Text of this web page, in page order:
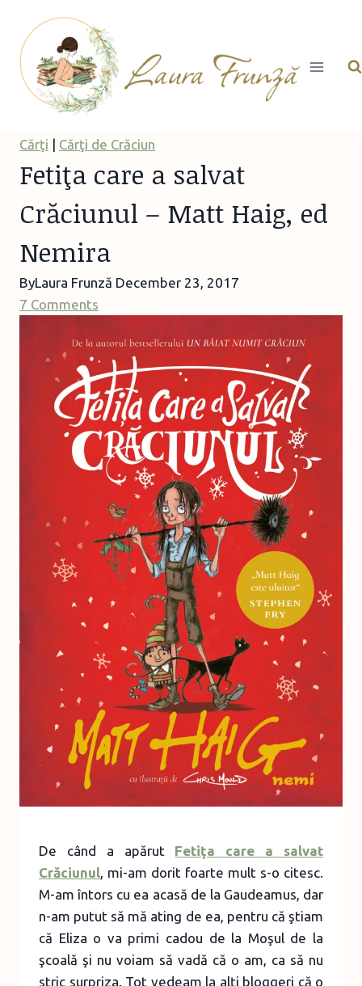
content
Cărţi | Cărţi de Crăciun
Fetiţa care a salvat
Crăciunul – Matt Haig, ed
Nemira
ByLaura Frunză December 23, 2017
7 Comments
De când a apărut Fetiţa care a salvat
Crăciunul , mi-am dorit foarte mult s-o citesc.
M-am întors cu ea acasă de la Gaudeamus, dar
n-am putut să mă ating de ea, pentru că ştiam
că Eliza o va primi cadou de la Moşul de la
şcoală şi nu voiam să vadă că o am, ca să nu
stric surpriza. Tot vedeam la alţi bloggeri că o